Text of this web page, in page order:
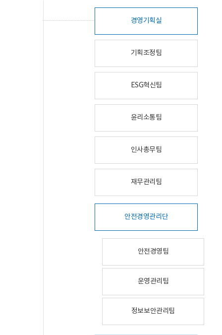
경영기획실
기획조정팀
ESG혁신팀
윤리소통팀
인사총무팀
재무관리팀
안전경영관리단
안전경영팀
운영관리팀
정보보안관리팀